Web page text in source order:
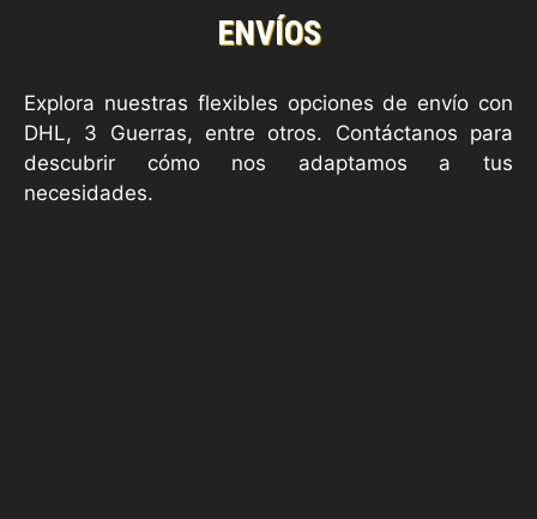
ENVÍOS
Explora nuestras flexibles opciones de envío con
DHL, 3 Guerras, entre otros. Contáctanos para
descubrir cómo nos adaptamos a tus
necesidades.